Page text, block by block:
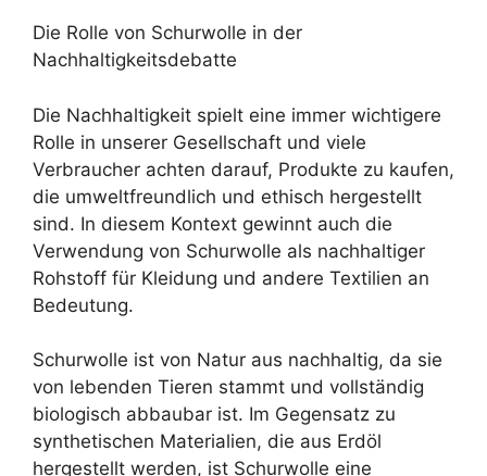
Die Rolle von Schurwolle in der
Nachhaltigkeitsdebatte
Die Nachhaltigkeit spielt eine immer wichtigere
Rolle in unserer Gesellschaft und viele
Verbraucher achten darauf, Produkte zu kaufen,
die umweltfreundlich und ethisch hergestellt
sind. In diesem Kontext gewinnt auch die
Verwendung von Schurwolle als nachhaltiger
Rohstoff für Kleidung und andere Textilien an
Bedeutung.
Schurwolle ist von Natur aus nachhaltig, da sie
von lebenden Tieren stammt und vollständig
biologisch abbaubar ist. Im Gegensatz zu
synthetischen Materialien, die aus Erdöl
hergestellt werden, ist Schurwolle eine